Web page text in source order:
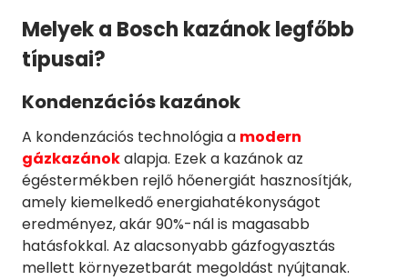
Melyek a Bosch kazánok legfőbb
típusai?
Kondenzációs kazánok
A kondenzációs technológia a modern
gázkazánokalapja. Ezek a kazánok az
égéstermékben rejlő hőenergiát hasznosítják,
amely kiemelkedő energiahatékonyságot
eredményez, akár 90%-nál is magasabb
hatásfokkal. Az alacsonyabb gázfogyasztás
mellett környezetbarát megoldást nyújtanak.